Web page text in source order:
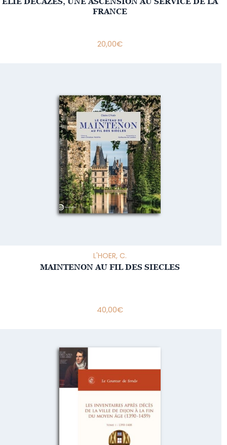
FRANCE
20,00€
L'HOER, C.
MAINTENON AU FIL DES SIECLES
40,00€